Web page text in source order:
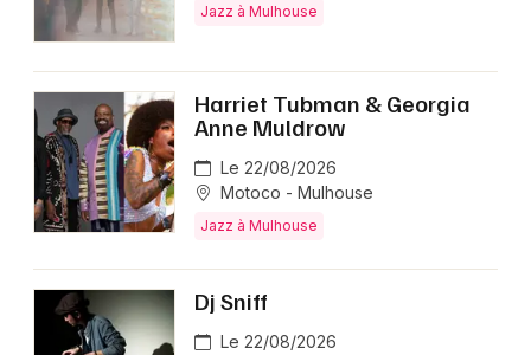
Jazz à Mulhouse
Harriet Tubman & Georgia
Anne Muldrow
Le 22/08/2026
Motoco - Mulhouse
Jazz à Mulhouse
Dj Sniff
Le 22/08/2026